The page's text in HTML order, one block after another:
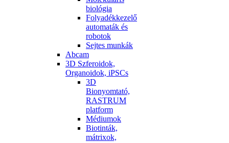
biológia
Folyadékkezelő
automaták és
robotok
Sejtes munkák
Abcam
3D Szferoidok,
Organoidok, iPSCs
3D
Bionyomtató,
RASTRUM
platform
Médiumok
Biotinták,
mátrixok,